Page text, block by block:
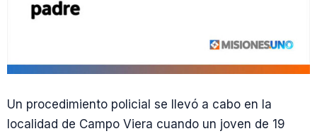
Un procedimiento policial se llevó a cabo en la
localidad de Campo Viera cuando un joven de 19